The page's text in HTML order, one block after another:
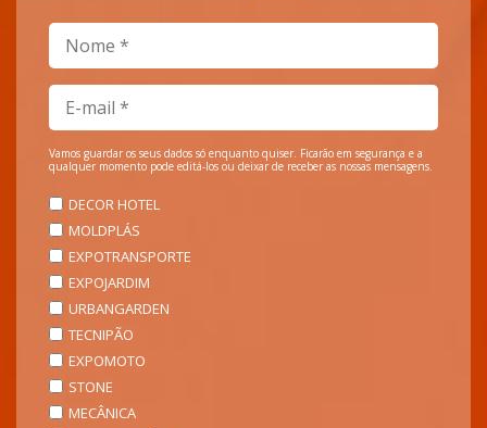
Vamos guardar os seus dados só enquanto quiser. Ficarão em segurança e a
qualquer momento pode editá-los ou deixar de receber as nossas mensagens.
DECOR HOTEL
MOLDPLÁS
EXPOTRANSPORTE
EXPOJARDIM
URBANGARDEN
TECNIPÃO
EXPOMOTO
STONE
MECÂNICA